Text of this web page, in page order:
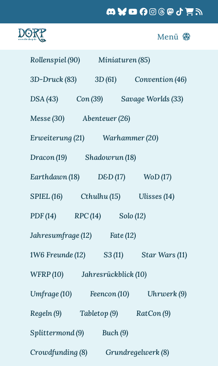
springen
Menü
Rollenspiel(90) Miniaturen(85)
3D-Druck(83) 3D(61) Convention(46)
DSA (43) Con(39) Savage Worlds (33)
Messe(30) Abenteuer(26)
Erweiterung (21) Warhammer(20)
Dracon(19) Shadowrun(18)
Earthdawn(18) D&D(17) WoD(17)
SPIEL(16) Cthulhu(15) Ulisses (14)
PDF(14) RPC(14) Solo(12)
Jahresumfrage(12) Fate(12)
1W6 Freunde(12) S3(11) Star Wars (11)
WFRP(10) Jahresrückblick(10)
Umfrage(10) Feencon(10) Uhrwerk(9)
Regeln(9) Tabletop (9) RatCon(9)
Splittermond(9) Buch(9)
Crowdfunding (8) Grundregelwerk(8)